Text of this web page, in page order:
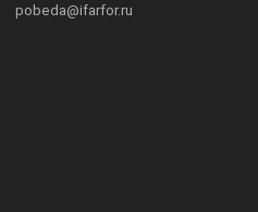
pobeda@ifarfor.ru